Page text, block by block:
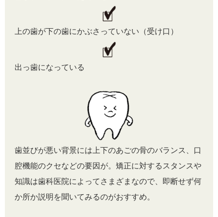
上の歯が下の歯にかぶさっていない（受け口）
出っ歯になっている
歯並びが悪い背景には上下のあごの骨のバランス、口
腔機能のクセなどの要因が。矯正に対するスタンスや
知識は歯科医院によってさまざまなので、即断せず何
か所か説明を聞いてみるのがおすすめ。